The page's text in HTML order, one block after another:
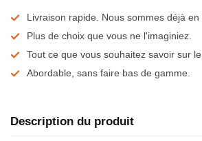
Livraison rapide. Nous sommes déjà en
Plus de choix que vous ne l'imaginiez.
Tout ce que vous souhaitez savoir sur
Abordable, sans faire bas de gamme.
Description du produit